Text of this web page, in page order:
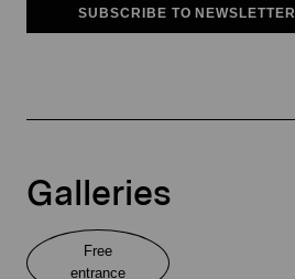
SUBSCRIBE TO NEWSLETTER
Galleries
Free
entrance